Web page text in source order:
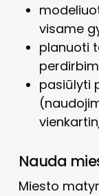
visame
planuoti
pasiūlyti
Nauda
Miesto